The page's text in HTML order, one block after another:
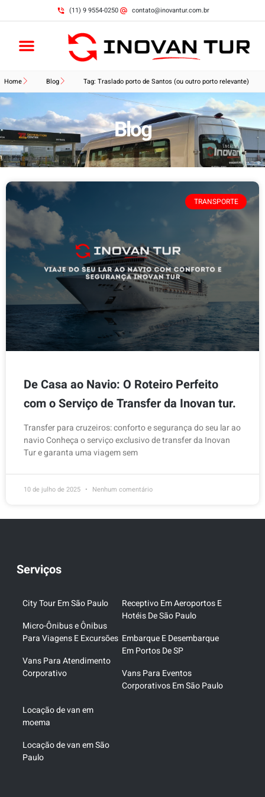
(11) 9 9554-0250 contato@inovantur.com.br
Home Blog Tag: Traslado porto de Santos (ou outro porto relevante)
Blog
TRANSPORTE
De Casa ao Navio: O Roteiro Perfeito
com o Serviço de Transfer da Inovan tur.
Transfer para cruzeiros: conforto e segurança do seu lar ao
navio Conheça o serviço exclusivo de transfer da Inovan
Tur e garanta uma viagem sem
10 de julho de 2025 Nenhum comentário
Serviços
City Tour Em São Paulo
Micro-Ônibus e Ônibus
Para Viagens E Excursões
Vans Para Atendimento
Corporativo
Receptivo Em Aeroportos E
Hotéis De São Paulo
Embarque E Desembarque
Em Portos De SP
Vans Para Eventos
Corporativos Em São Paulo
Locação de van em
moema
Locação de van em São
Paulo